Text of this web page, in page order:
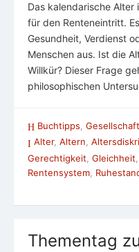
Das kalendarische
für den Renteneintritt.
Gesundheit, Verdienst
Menschen aus. Ist die
Willkür? Dieser Frage
philosophischen
Buchtipps Gesellschaft
Alter, Altern,
Gerechtigkeit Gleichheit
Rentensystem
Thementag